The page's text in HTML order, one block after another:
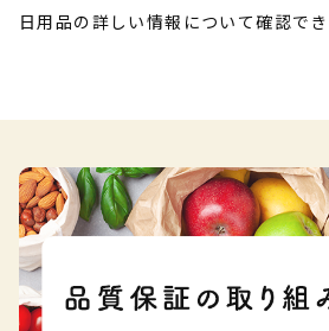
日用品の詳しい情報について確認でき